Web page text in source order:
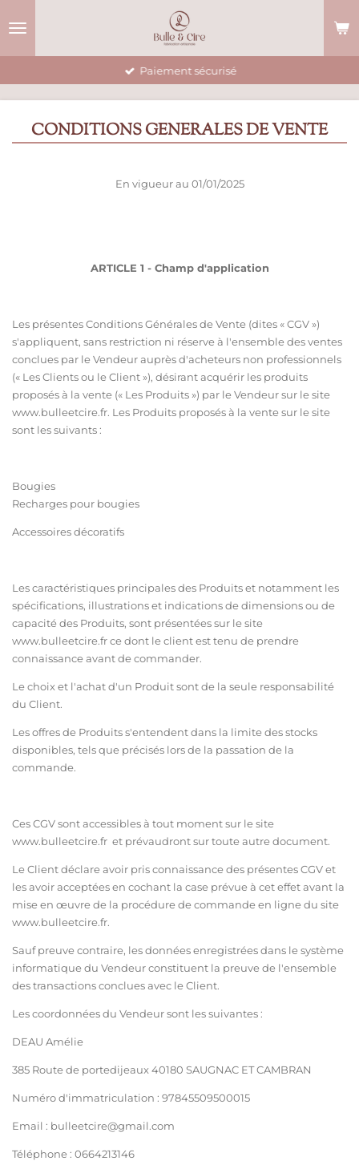
au
Paiement sécurisé
CONDITIONS GENERALES DE VENTE
En vigueur au 01/01/2025
ARTICLE 1 - Champ d'application
Les présentes Conditions Générales de Vente (dites « CGV »)
s'appliquent, sans restriction ni réserve à l'ensemble des ventes
conclues par le Vendeur auprès d'acheteurs non professionnels
(« Les Clients ou le Client »), désirant acquérir les produits
proposés à la vente (« Les Produits ») par le Vendeur sur le site
www.bulleetcire.fr. Les Produits proposés à la vente sur le site
sont les suivants :
Bougies
Recharges pour bougies
Accessoires décoratifs
Les caractéristiques principales des Produits et notamment les
spécifications, illustrations et indications de dimensions ou de
capacité des Produits, sont présentées sur le site
www.bulleetcire.frce dont le client est tenu de prendre
connaissance avant de commander.
Le choix et l'achat d'un Produit sont de la seule responsabilité
du Client.
Les offres de Produits s'entendent dans la limite des stocks
disponibles, tels que précisés lors de la passation de la
commande.
Ces CGV sont accessibles à tout moment sur le site
www.bulleetcire.fr et prévaudront sur toute autre document.
Le Client déclare avoir pris connaissance des présentes CGV et
les avoir acceptées en cochant la case prévue à cet effet avant la
mise en œuvre de la procédure de commande en ligne du site
www.bulleetcire.fr.
Sauf preuve contraire, les données enregistrées dans le système
informatique du Vendeur constituent la preuve de l'ensemble
des transactions conclues avec le Client.
Les coordonnées du Vendeur sont les suivantes :
DEAU Amélie
385 Route de portedijeaux 40180 SAUGNAC ET CAMBRAN
Numéro d'immatriculation : 97845509500015
Email : bulleetcire@gmail.com
Téléphone : 0664213146